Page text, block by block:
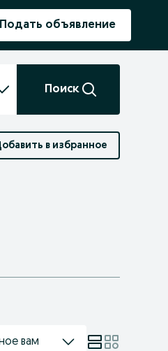
Подать объявление
Поиск
в избранное
вам